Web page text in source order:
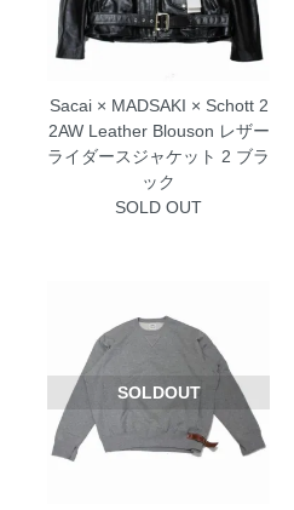
Sacai × MADSAKI × Schott 2
2AW Leather Blouson レザー
ライダースジャケット 2 ブラ
ック
SOLD OUT
SOLDOUT